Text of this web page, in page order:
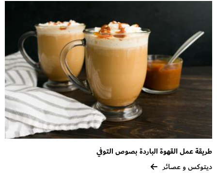
طريقة عمل القهوة الباردة بصوص التوفي
ديتوكس و عصائر